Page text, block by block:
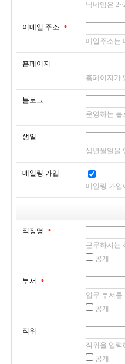
제5조 (이용 신청
1. 회원은 회사와
받아 회사가 제공
2. 사이트에 가입
3. 사이트에 가입
니다.
4. 회원가입은 신
자의 약관 및 개인
제6조 (이용 신청
접수 순서대로 이
2. 사이트는 다음
제한할 수 있고,
① 서비스 관련 설
② 기술상 지장이
③ 기타 회사의 사
3. 사이트는 다음
를 승낙하지 아니
● 개인정보의 보유
건설엔지니어링그
원님의 개인정보는
원칙적으로 회원이
적이 달성된 경우
다만, 무분별한 재
보를 보유하며, 시
또한, 관계법령의
령이 정한 일정한
고지·통지, 고충
를 처리합니다.
나. 재화 또는 서비
서비스 제공, 콘텐
다. 마케팅 및 광고
신규 서비스(제품)
및 참여기회 제공
접속빈도 파악 또
정보를 처리합니다.
2. 개인정보 파일
('http://
32조에 따라 등록․
다.
닉네임은
이메일 주소 *
메일주소는
홈페이지
홈페이지가
블로그
운영하는
생일
생년월일을
메일링 가입
메일링 가입
직장명 *
근무하시는
공개
부서 *
업무 부서를
공개
직위
직위을 입력
공개